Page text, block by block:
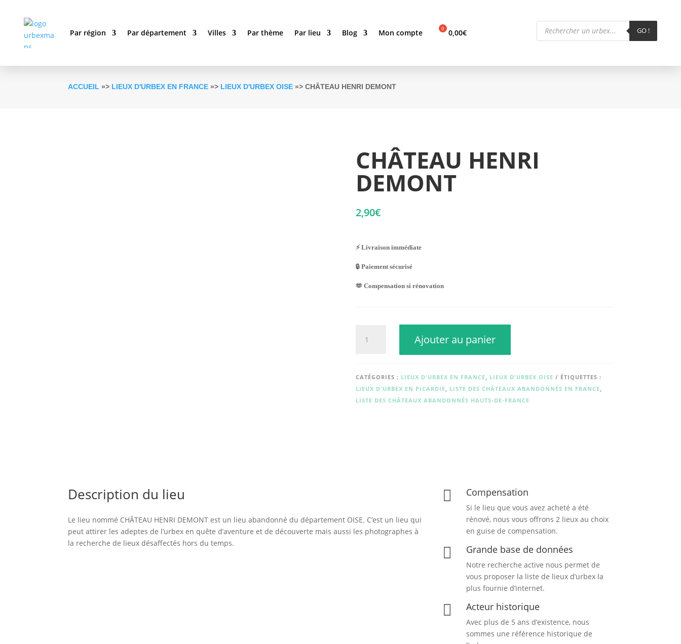
Par région Par département Villes Par thème Par lieu Blog Mon compte 0,00€
Recherche
de
produits
GO !
ACCUEIL »> LIEUX D'URBEX EN FRANCE »> LIEUX D'URBEX OISE »> CHÂTEAU HENRI DEMONT
CHÂTEAU HENRI
DEMONT
2,90€
⚡ Livraison immédiate
🔒 Paiement sécurisé
🫶 Compensation si rénovation
DEMONT
Ajouter au panier
CATÉGORIES : LIEUX D'URBEX EN FRANCE LIEUX D'URBEX OISE
ÉTIQUETTES :
LIEUX D'URBEX EN PICARDIE
LISTE DES CHÂTEAUX ABANDONNÉS EN FRANCE
LISTE DES CHÂTEAUX ABANDONNÉS HAUTS-DE-FRANCE
Description du lieu
Le lieu nommé CHÂTEAU HENRI DEMONT est un lieu abandonné du département OISE. C’est un lieu qui
peut attirer les adeptes de l’urbex en quête d’aventure et de découverte mais aussi les photographes à
la recherche de lieux désaffectés hors du temps.
 Compensation
Si le lieu que vous avez acheté a été
rénové, nous vous offrons 2 lieux au choix
en guise de compensation.
 Grande base de données
Notre recherche active nous permet de
vous proposer la liste de lieux d’urbex la
plus fournie d’internet.
 Acteur historique
Avec plus de 5 ans d’existence, nous
sommes une référence historique de